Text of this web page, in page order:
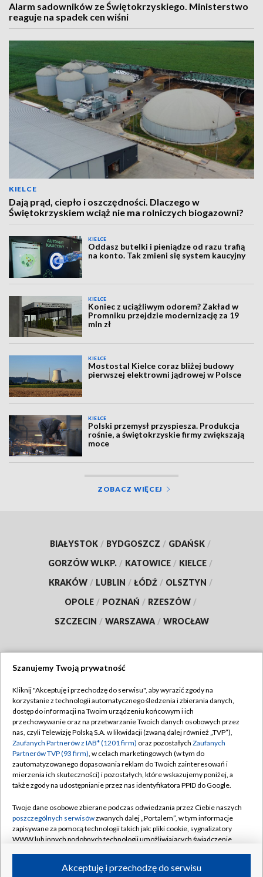
Alarm sadowników ze Świętokrzyskiego. Ministerstwo
reaguje na spadek cen wiśni
KIELCE
Dają prąd, ciepło i oszczędności. Dlaczego w
Świętokrzyskiem wciąż nie ma rolniczych biogazowni?
KIELCE
Oddasz butelki i pieniądze od razu trafią
na konto. Tak zmieni się system kaucyjny
KIELCE
Koniec z uciążliwym odorem? Zakład w
Promniku przejdzie modernizację za 19
mln zł
KIELCE
Mostostal Kielce coraz bliżej budowy
pierwszej elektrowni jądrowej w Polsce
KIELCE
Polski przemysł przyspiesza. Produkcja
rośnie, a świętokrzyskie firmy zwiększają
moce
ZOBACZ WIĘCEJ
BIAŁYSTOK / BYDGOSZCZ / GDAŃSK /
GORZÓW WLKP. / KATOWICE / KIELCE /
KRAKÓW / LUBLIN / ŁÓDŹ / OLSZTYN /
OPOLE / POZNAŃ / RZESZÓW /
SZCZECIN / WARSZAWA / WROCŁAW
TVP
Abonament TVP
Emisja w TVP
Centrum informacji TVP
Naziemna Telewizja Cyfrowa
Rada Programowa
System NOS
Informacje o nadawcy
Program dla prasy
Regulamin TVP
Polityka prywatności
Moje zgody
Pomoc
Kontakt
Kanały
Szanujemy Twoją prywatność
Kliknij "Akceptuję i przechodzę do serwisu", aby wyrazić zgody na
korzystanie z technologii automatycznego śledzenia i zbierania danych,
dostęp do informacji na Twoim urządzeniu końcowym i ich
przechowywanie oraz na przetwarzanie Twoich danych osobowych przez
nas, czyli Telewizję Polską S.A. w likwidacji (zwaną dalej również „TVP”),
Zaufanych Partnerów z IAB* (1201 firm) oraz pozostałych Zaufanych
Partnerów TVP (93 firm), w celach marketingowych (w tym do
zautomatyzowanego dopasowania reklam do Twoich zainteresowań i
mierzenia ich skuteczności) i pozostałych, które wskazujemy poniżej, a
także zgody na udostępnianie przez nas identyfikatora PPID do Google.
Twoje dane osobowe zbierane podczas odwiedzania przez Ciebie naszych
poszczególnych serwisówzwanych dalej „Portalem”, w tym informacje
zapisywane za pomocą technologii takich jak: pliki cookie, sygnalizatory
WWW lub innych podobnych technologii umożliwiających świadczenie
ruchu w Internecie.Akceptuję i przechodzę do serwisu